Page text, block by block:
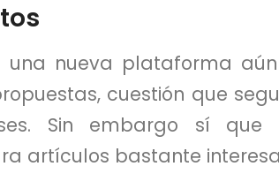
una nueva plataforma
cuestión que
Sin embargo sí que
artículos bastante